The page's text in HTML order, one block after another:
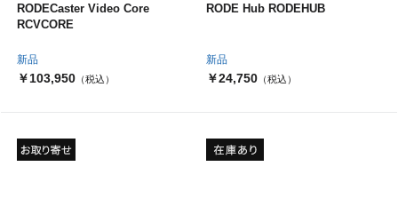
新品
RODECaster Video Core
RCVCORE
￥103,950 （税込）
新品
RODE Hub RODEHUB
￥24,750（税込）